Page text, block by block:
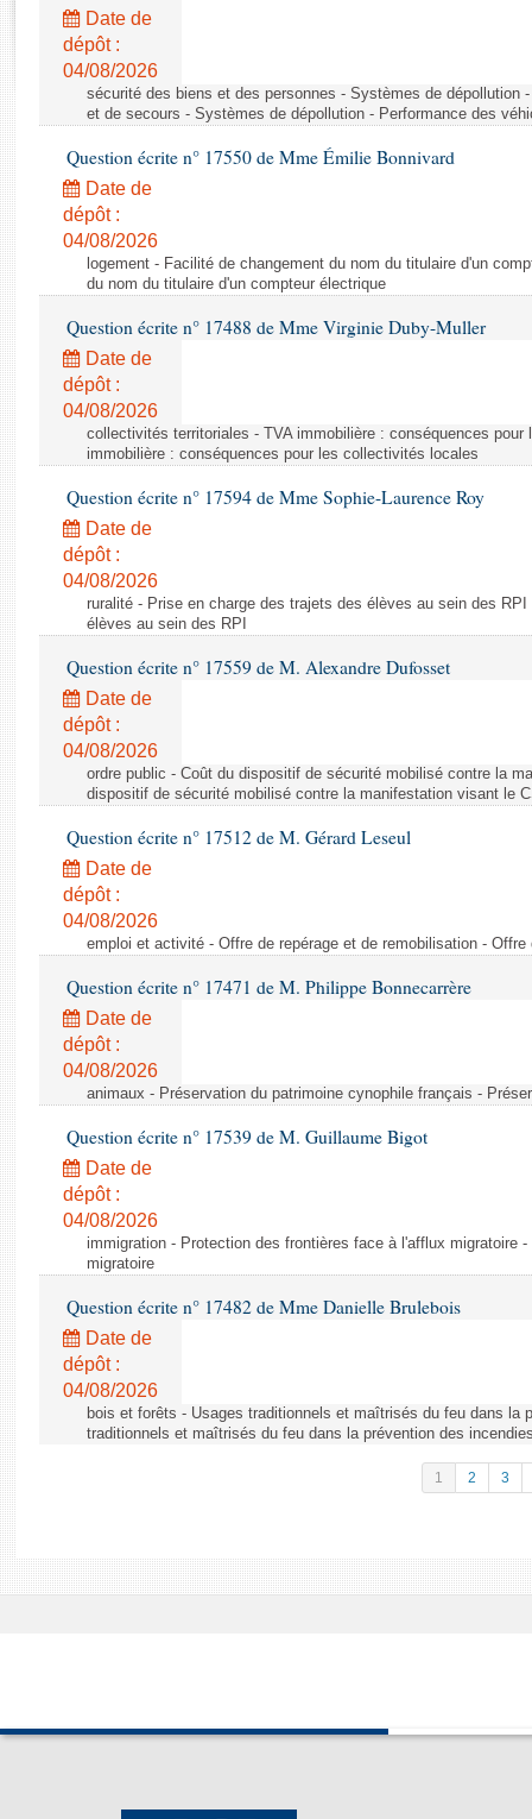
Rapports législatifs
Rapports sur l'application des lois
Baromètre de l’application des lois
Dossiers législatifs
Budget et sécurité sociale
Questions écrites et orales
Comptes rendus des débats
Date de
dépôt :
04/08/2026
sécurité des biens et des personnes - Systèmes de dépollution
et de secours - Systèmes de dépollution - Performance des
Question écrite n° 17550 de Mme Émilie Bonnivard
Date de
dépôt :
04/08/2026
logement - Facilité de changement du nom du titulaire d'un
du nom du titulaire d'un compteur électrique
Question écrite n° 17488 de Mme Virginie Duby-Muller
Date de
dépôt :
04/08/2026
collectivités territoriales - TVA immobilière : conséquences
immobilière : conséquences pour les collectivités locales
Question écrite n° 17594 de Mme Sophie-Laurence Roy
Date de
dépôt :
04/08/2026
ruralité - Prise en charge des trajets des élèves au sein des
élèves au sein des RPI
Question écrite n° 17559 de M. Alexandre Dufosset
Date de
dépôt :
04/08/2026
ordre public - Coût du dispositif de sécurité mobilisé contre la
dispositif de sécurité mobilisé contre la manifestation visant le
Question écrite n° 17512 de M. Gérard Leseul
Date de
dépôt :
04/08/2026
emploi et activité - Offre de repérage et de remobilisation -
Question écrite n° 17471 de M. Philippe Bonnecarrère
Date de
dépôt :
04/08/2026
animaux - Préservation du patrimoine cynophile français -
Question écrite n° 17539 de M. Guillaume Bigot
Date de
dépôt :
04/08/2026
immigration - Protection des frontières face à l'afflux migratoire
migratoire
Question écrite n° 17482 de Mme Danielle Brulebois
Date de
dépôt :
04/08/2026
bois et forêts - Usages traditionnels et maîtrisés du feu dans la
traditionnels et maîtrisés du feu dans la prévention des
1 2 3